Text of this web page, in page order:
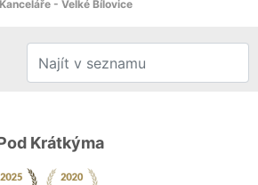
- Velké Bílovice
Krátkýma